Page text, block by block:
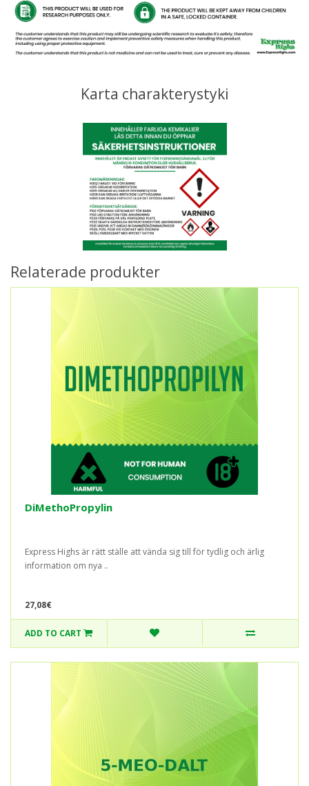
Karta charakterystyki
Relaterade produkter
DiMethoPropylin
Express Highs är rätt ställe att vända sig till för tydlig och ärlig
information om nya ..
27,08€
ADD TO CART